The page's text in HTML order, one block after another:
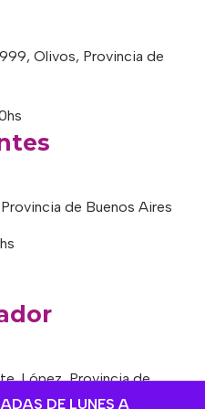
DE LUNES A
Olivos, Provincia de
de Buenos Aires
López, Provincia de